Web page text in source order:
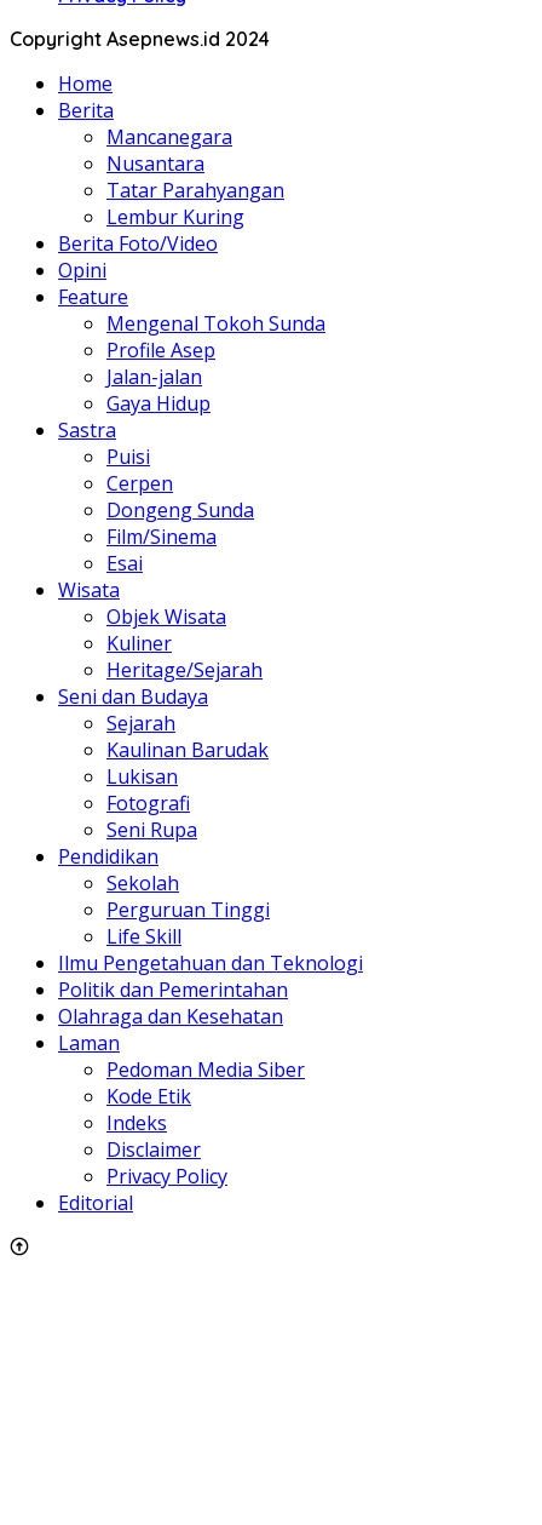
Copyright Asepnews.id 2024
Home
Berita
Mancanegara
Nusantara
Tatar Parahyangan
Lembur Kuring
Berita Foto/Video
Opini
Feature
Mengenal Tokoh Sunda
Profile Asep
Jalan-jalan
Gaya Hidup
Sastra
Puisi
Cerpen
Dongeng Sunda
Film/Sinema
Esai
Wisata
Objek Wisata
Kuliner
Heritage/Sejarah
Seni dan Budaya
Sejarah
Kaulinan Barudak
Lukisan
Fotografi
Seni Rupa
Pendidikan
Sekolah
Perguruan Tinggi
Life Skill
Ilmu Pengetahuan dan Teknologi
Politik dan Pemerintahan
Olahraga dan Kesehatan
Laman
Pedoman Media Siber
Kode Etik
Indeks
Disclaimer
Privacy Policy
Editorial